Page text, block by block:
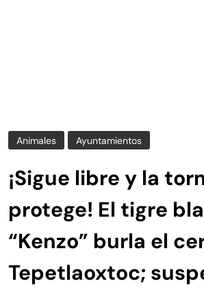
Animales Ayuntamientos
¡Sigue libre y la
protege! El tigre
“Kenzo” burla el
Tepetlaoxtoc;